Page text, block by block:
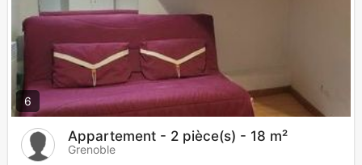
6
Appartement - 2 pièce(s) - 18 m²
Grenoble